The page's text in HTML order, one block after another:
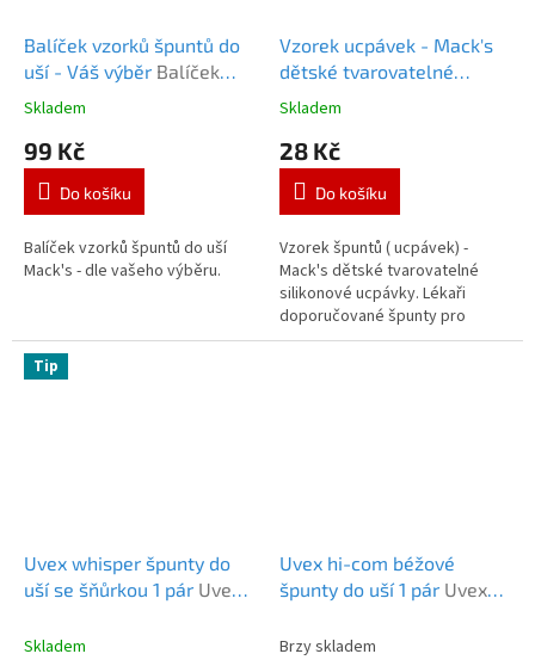
Balíček vzorků špuntů do
uší - Váš výběr Balíček
vzorků - Váš výběr
Průměrné
produktu
5,0
5
hvězdiček.
Skladem
99 Kč
Do košíku
Balíček vzorků špuntů do uší
Mack's - dle vašeho výběru.
Vzorek ucpávek - Mack's
dětské tvarovatelné
špunty do uší - 1 pár
tvarovatelné ucpávky
Průměrné
produktu
5,0
5
hvězdiček.
Skladem
28 Kč
Do košíku
Vzorek špuntů ( ucpávek) -
Mack's dětské tvarovatelné
silikonové ucpávky. Lékaři
doporučované špunty pro
pooperační ochranu.
Tip
Uvex whisper špunty do
uší se šňůrkou 1 pár Uvex
Skladem
Uvex hi-com béžové
špunty do uší 1 pár Uvex
Brzy skladem